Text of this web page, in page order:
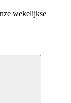
wekelijkse